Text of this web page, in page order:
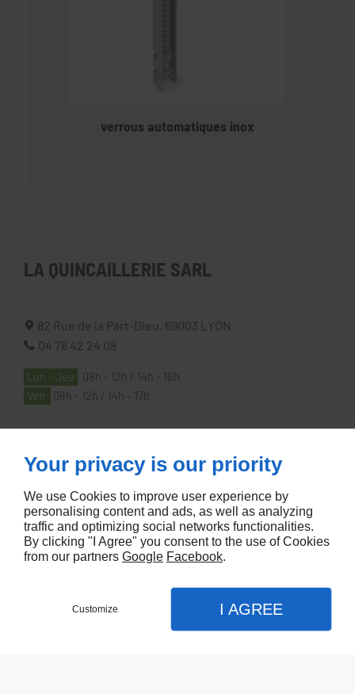
verrous automatiques inox
LA QUINCAILLERIE SARL
82 Rue de la Part-Dieu, 69003
LYON
04 78 42 24 08
Lun - Jeu
08h - 12h / 14h - 18h
Ven
08h - 12h / 14h - 17h
À PROPOS
Accueil
Contactez-nous
Mentions légales
Plan du site
Your privacy is our priority
We use Cookies to improve user experience by
personalising content and ads, as well as analyzing
traffic and optimizing social networks functionalities.
By clicking "I Agree" you consent to the use of Cookies
from our partners Google Facebook.
Customize I AGREE